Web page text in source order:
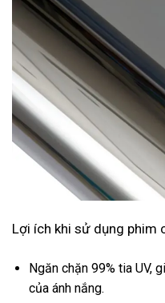
Lợi ích khi sử dụng phim
Ngăn chặn 99% tia UV,
của ánh nắng.